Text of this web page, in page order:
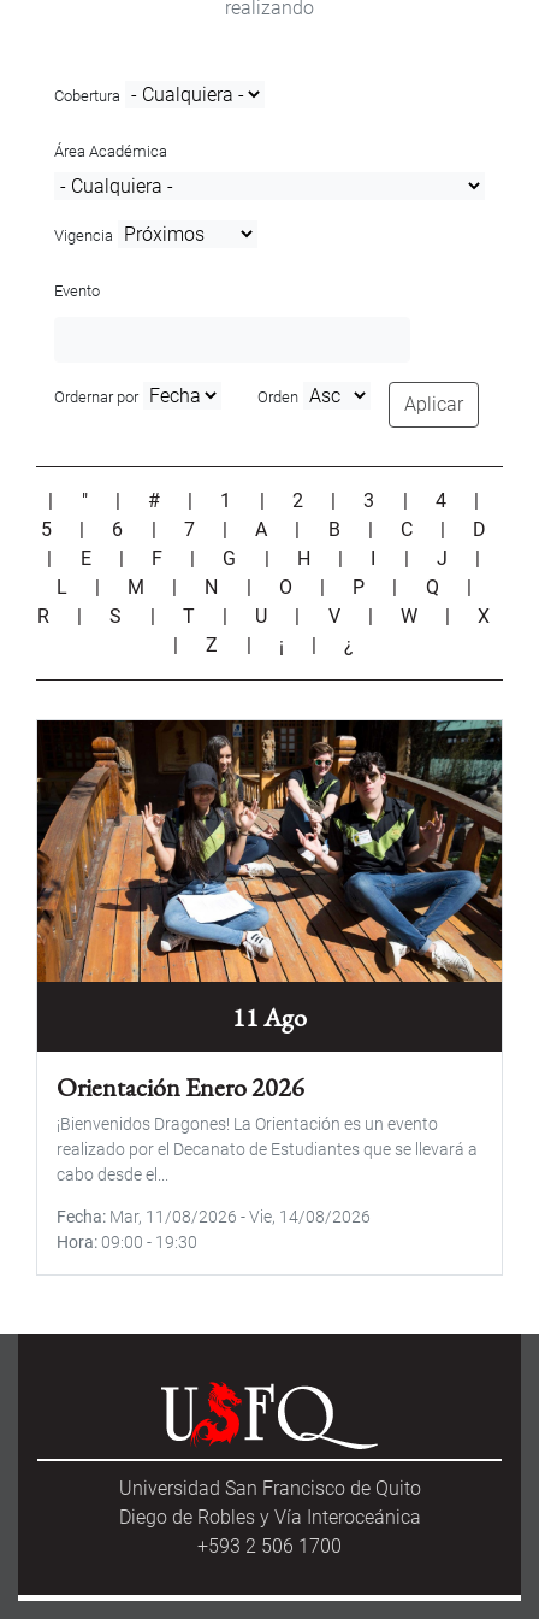
realizando
Cobertura
Área Académica
Vigencia
Evento
Ordernar por Orden Aplicar
| " | # | 1 | 2 |3 | 4
|
5
| 6 | 7 |A | B | C | D
| E | F | G | H | I | J
|
L
| M | N | O | P | Q
|
R
|S | T | U | V |W |X
|Z | ¡ |¿
11 Ago
Orientación Enero 2026
¡Bienvenidos Dragones! La Orientación es un evento
realizado por el Decanato de Estudiantes que se llevará a
cabo desde el...
Fecha Mar, 11/08/2026 -Vie, 14/08/2026
Hora 09:00 - 19:30
Universidad San Francisco de Quito
Diego de Robles y Vía Interoceánica
+593 2 506 1700